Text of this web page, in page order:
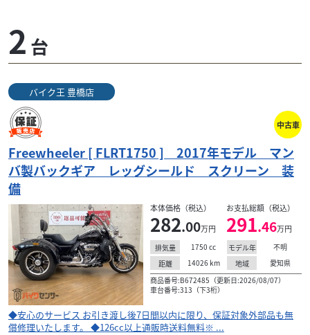
ン/FLRT フリーウィーラー
FLRT フリーウィーラーは、大型キャリアやトラン
ク、コンフォートシートなど、快適なツーリングをサ
ポートする機能が豊富に備わったトライクモデルであ
る。トライクながら、スムーズなハンドリングを実現
しており、普通自動車免許を取得していれば大型自動
二輪免許を持っていなくても乗ることができるのもポ
イントだ。
検索条件でおすすめの車両
2 台
バイク王 豊橋店
中古車
Freewheeler [ FLRT1750 ] 2017年モデル マン
バ製バックギア レッグシールド スクリーン 装
備
本体価格（税込）
282.00万円
お支払総額（税込）
291.46万円
排気量 1750 cc モデル年
不明
距離
14026 km 地域
愛知県
商品番号:B672485（更新日:2026/08/07）
車台番号:313（下3桁）
◆安心のサービス お引き渡し後7日間以内に限り、保証対象外部品も無
償修理いたします。 ◆126cc以上通販時送料無料※ ...